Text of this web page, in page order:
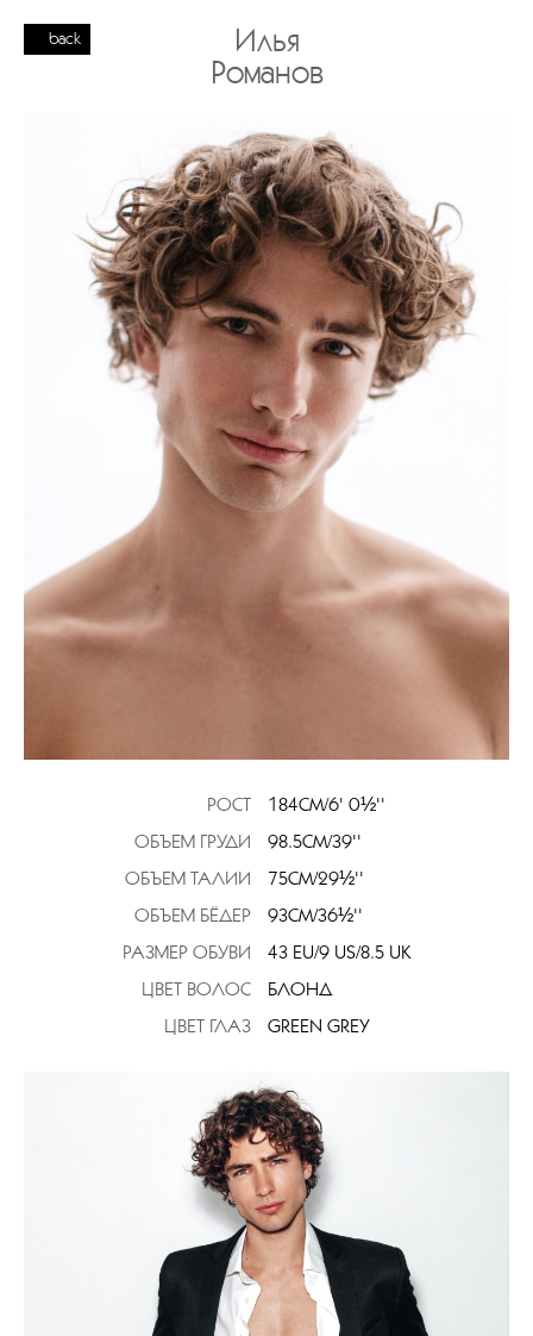
back
Илья
Романов
РОСТ
184CM/6' 0½''
ОБЪЕМ ГРУДИ
98.5CM/39''
ОБЪЕМ ТАЛИИ
75CM/29½''
ОБЪЕМ БЁДЕР
93CM/36½''
РАЗМЕР ОБУВИ
43 EU/9 US/8.5 UK
ЦВЕТ ВОЛОС
БЛОНД
ЦВЕТ ГЛАЗ
GREEN GREY